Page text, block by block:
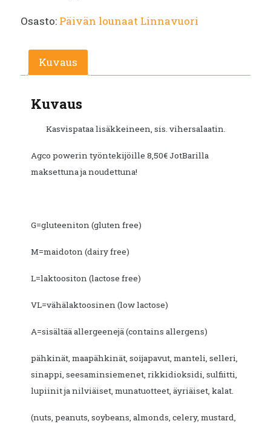
oli:
€12.50.
on:
Osasto: Päivän lounaat Linnavuori
Kuvaus
Kuvaus
Kasvispataa lisäkkeineen, sis. vihersalaatin.
Agco powerin työntekijöille 8,50€ JotBarilla
maksettuna ja noudettuna!
G=gluteeniton (gluten free)
M=maidoton (dairy free)
L=laktoositon (lactose free)
VL=vähälaktoosinen (low lactose)
A=sisältää allergeenejä (contains allergens)
pähkinät, maapähkinät, soijapavut, manteli, selleri,
sinappi, seesaminsiemenet, rikkidioksidi, sulfiitti,
lupiinit ja nilviäiset, munatuotteet, äyriäiset, kalat.
(nuts, peanuts, soybeans, almonds, celery, mustard,